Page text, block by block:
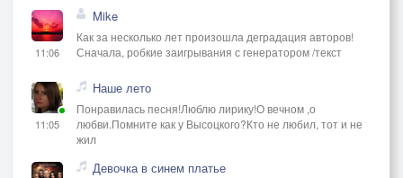
Улица знает всё, что ты скрываешь в себе,
Здесь нет секретов, брат, она видит всё.
Твой путь — твой, но иногда он ломает,
Если ты не силён, улица тебя догоняет.
(Куплет 2)
Взгляд из окна, снова одна и та же сцена,
Двое ругаются перед белым BMW.
11:06
Mike
Как за несколько лет произошла деградация авторов!
Сначала, робкие заигрывания с генератором /текст
11:05
Наше лето
Понравилась песня!Люблю лирику!О вечном ,о
любви.Помните как у Высоцкого?Кто не любил, тот и не
жил
Девочка в синем платье